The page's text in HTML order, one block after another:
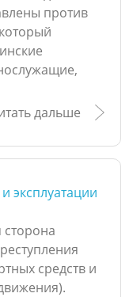
против
дальше
эксплуатации
средств и